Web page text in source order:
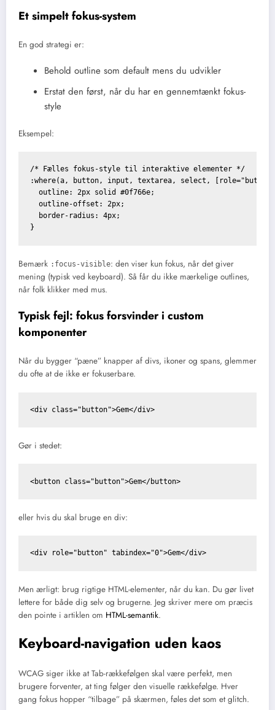
Et simpelt fokus-system
En god strategi er:
Behold outline som default mens du udvikler
Erstat den først, når du har en gennemtænkt fokus-
style
Eksempel:
/* Fælles fokus-style til interaktive elementer */
:where(a, button, input, textarea, select,
  outline: 2px solid #0f766e;
  outline-offset: 2px;
  border-radius: 4px;
Bemærk :focus-visible: den viser kun fokus, når det giver
mening (typisk ved keyboard). Så får du ikke mærkelige outlines,
når folk klikker med mus.
Typisk fejl: fokus forsvinder i custom
komponenter
Når du bygger “pæne” knapper af divs, ikoner og spans, glemmer
du ofte at de ikke er fokuserbare.
<div class="button">Gem</div>
Gør i stedet:
eller hvis du skal bruge en div:
Men ærligt: brug rigtige HTML-elementer, når du kan. Du gør livet
lettere for både dig selv og brugerne. Jeg skriver mere om præcis
den pointe i artiklen om HTML-semantik.
Keyboard-navigation uden kaos
WCAG siger ikke at Tab-rækkefølgen skal være perfekt, men
brugere forventer, at ting følger den visuelle rækkefølge. Hver
gang fokus hopper “tilbage” på skærmen, føles det som et glitch.